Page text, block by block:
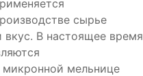
сырье
вкус. В настоящее время
мельнице